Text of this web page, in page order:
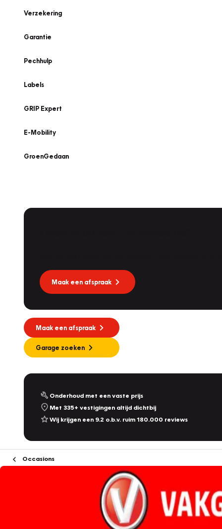
Verzekering
Garantie
Pechhulp
Labels
GRIP Expert
E-Mobility
GroenGedaan
Maak een afspraak
Maak een afspraak
Garage zoeken
Onderhoud met een vaste prijs
Met 335+ vestigingen altijd dichtbij
Wij krijgen een 9.2 o.b.v. ruim 180.000 reviews
Occasions